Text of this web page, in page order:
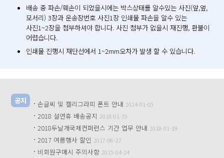
배송 중 파손/훼손이 되었을시에는 박스상태를 알수있는 사진(앞,옆,
모서리) 3장과 운송장번호 사진1장 인쇄물 파손을 알수 있는
사진1~2장을 첨부하셔야 합니다. 사진 첨부가 없을시 재진행, 환불이
어렵습니다.
인쇄물 진행시 재단선에서 1~2mm오차가 발생 할 수 있습니다.
공지 · 손글씨 및 캘리그라피 폰트 안내 2024-01-05
· 2018 설연휴 배송공지 2018-01-29
· 2018두날개국제컨퍼런스 기간 업무 안내 2018-01-19
· 2017 여름행사 할인 2017-06-27
· 비회원구매시 주의사항 2015-04-24